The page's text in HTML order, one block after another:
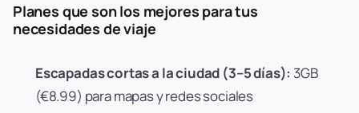
Planes que son los mejores para tus
necesidades de viaje
Escapadas cortas a la ciudad (3–5 días): 3GB
(€8.99) para mapas y redes sociales